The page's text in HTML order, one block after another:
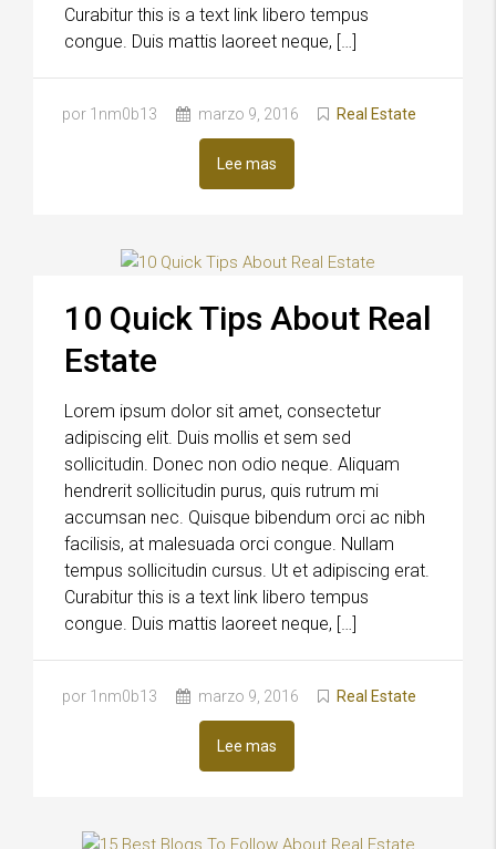
Curabitur this is a text link libero tempus
congue. Duis mattis laoreet neque, […]
por 1nm0b13 marzo 9, 2016 Real Estate
Lee mas
10 Quick Tips About Real
Estate
Lorem ipsum dolor sit amet, consectetur
adipiscing elit. Duis mollis et sem sed
sollicitudin. Donec non odio neque. Aliquam
hendrerit sollicitudin purus, quis rutrum mi
accumsan nec. Quisque bibendum orci ac nibh
facilisis, at malesuada orci congue. Nullam
tempus sollicitudin cursus. Ut et adipiscing erat.
Curabitur this is a text link libero tempus
congue. Duis mattis laoreet neque, […]
por 1nm0b13 marzo 9, 2016 Real Estate
Lee mas